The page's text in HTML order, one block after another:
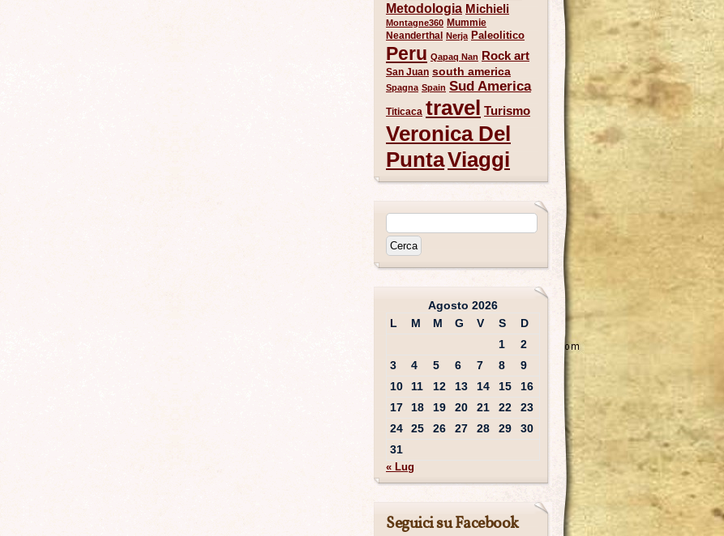
Metodologia Michieli
Montagne360 Mummie
Neanderthal Nerja Paleolitico
Peru Qapaq Nan Rock art
San Juan south america
Spagna Spain Sud America
Titicaca travel Turismo
Veronica Del
PuntaViaggi
Agosto 2026
L
M M G V S
D
1
2
3
4 5 6 7 8
9
10
11 12 13 14 15
16
17
18 19 20 21 22
23
24
25 26 27 28 29
30
31
« Lug
Seguici su Facebook